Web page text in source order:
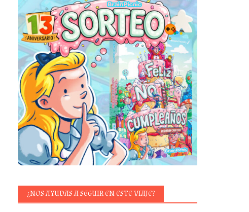
¿NOS AYUDAS A SEGUIR EN ESTE VIAJE?